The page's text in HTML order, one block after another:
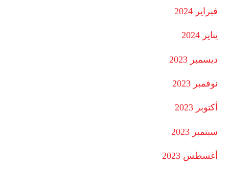
فبراير 2024
يناير 2024
ديسمبر 2023
نوفمبر 2023
أكتوبر 2023
سبتمبر 2023
أغسطس 2023